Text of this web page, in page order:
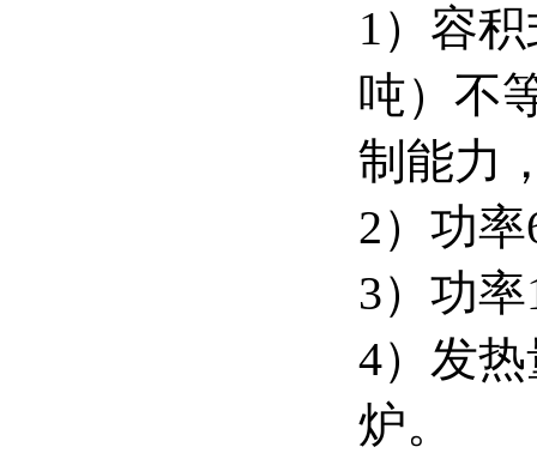
1）容
吨）不
制能力
2）功
3）功
4）发
炉。